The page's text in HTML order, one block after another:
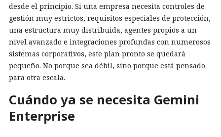
desde el principio. Si una empresa necesita controles de
gestión muy estrictos, requisitos especiales de protección,
una estructura muy distribuida, agentes propios a un
nivel avanzado e integraciones profundas con numerosos
sistemas corporativos, este plan pronto se quedará
pequeño. No porque sea débil, sino porque está pensado
para otra escala.
Cuándo ya se necesita Gemini
Enterprise